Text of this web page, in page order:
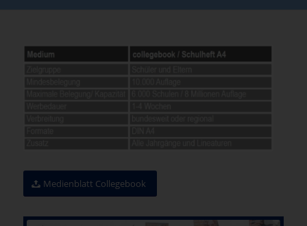
Medienblatt Collegebook